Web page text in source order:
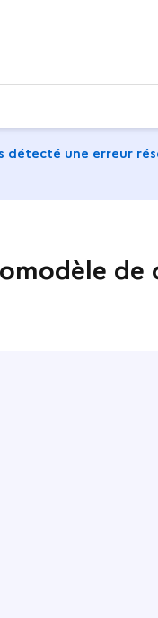
détecté une erreur
de